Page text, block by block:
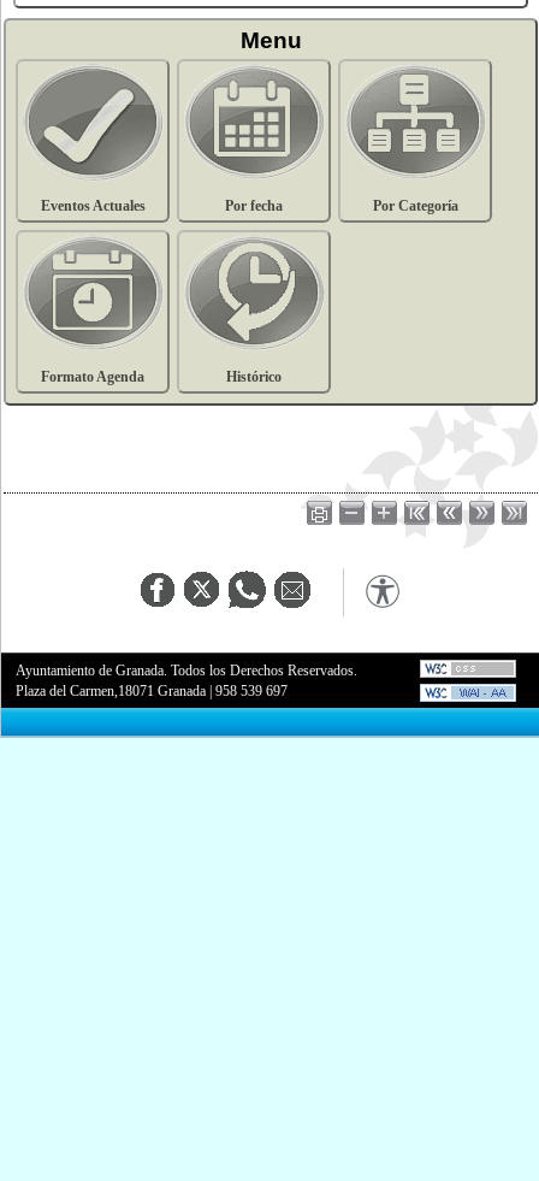
Menu
Eventos Actuales Por fecha Por Categoría
Formato Agenda Histórico
Ayuntamiento de Granada. Todos los Derechos Reservados.
Plaza del Carmen,18071 Granada |958 539 697